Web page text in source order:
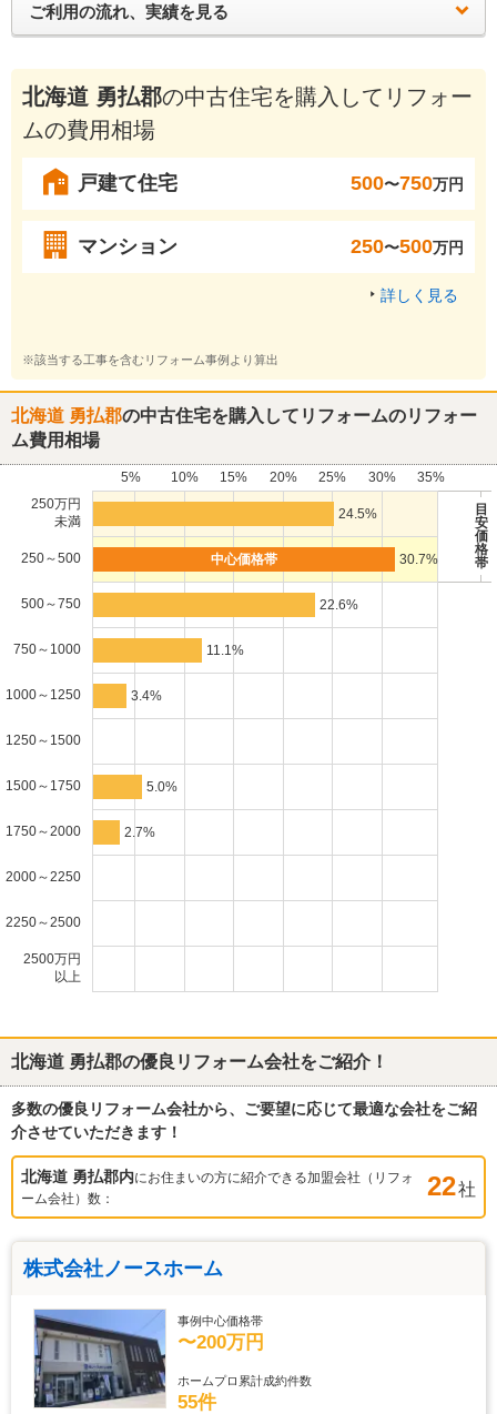
ご利用の流れ、実績を見る
北海道 勇払郡の中古住宅を購入してリフォー
ムの費用相場
戸建て住宅 500〜750万円
マンション 250〜500万円
詳しく見る
※該当する工事を含むリフォーム事例より算出
北海道 勇払郡の中古住宅を購入してリフォームのリフォー
ム費用相場
5% 10% 15% 20% 25% 30%
35%
250万円
未満
24.5%
目
安
価
格
帯
250～500 30.7%
500～750 22.6%
750～1000 11.1%
1000～1250 3.4%
1250～1500
1500～1750 5.0%
1750～2000 2.7%
2000～2250
2250～2500
2500万円
以上
北海道 勇払郡の優良リフォーム会社をご紹介！
多数の優良リフォーム会社から、ご要望に応じて最適な会社をご紹
介させていただきます！
北海道 勇払郡内にお住まいの方に紹介できる加盟会社（リフォ
ーム会社）数：
22社
株式会社ノースホーム
事例中心価格帯
〜200万円
ホームプロ累計成約件数
55件